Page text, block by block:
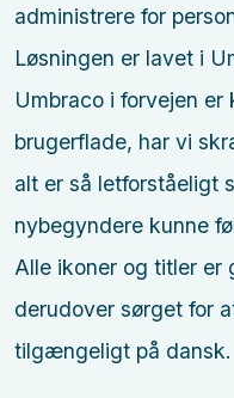
administrere for
Løsningen er lavet i
Umbraco i forvejen
brugerflade, har vi
alt er så letforståeligt
nybegyndere kunne
Alle ikoner og titler er
derudover sørget for
tilgængeligt på dansk.